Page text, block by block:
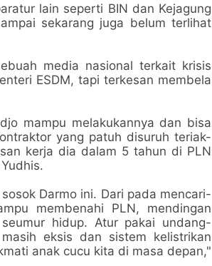
lain seperti BIN dan Kejagung
sekarang juga belum terlihat
media nasional terkait krisis
ESDM, tapi terkesan membela
mampu melakukannya dan bisa
yang patuh disuruh teriak-
kerja dia dalam 5 tahun di PLN
Darmo ini. Dari pada mencari-
membenahi PLN, mendingan
hidup. Atur pakai undang-
eksis dan sistem kelistrikan
anak cucu kita di masa depan,"